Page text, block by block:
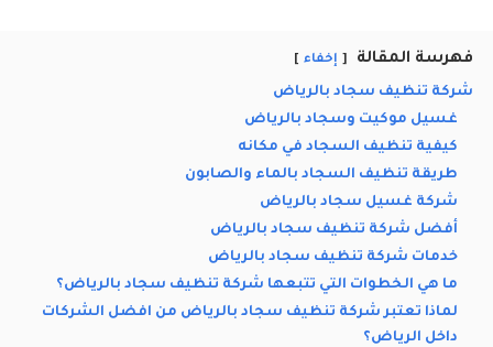
فهرسة المقالة إخفاء
شركة تنظيف سجاد بالرياض
غسيل موكيت وسجاد بالرياض
كيفية تنظيف السجاد في مكانه
طريقة تنظيف السجاد بالماء والصابون
شركة غسيل سجاد بالرياض
أفضل شركة تنظيف سجاد بالرياض
خدمات شركة تنظيف سجاد بالرياض
ما هي الخطوات التي تتبعها شركة تنظيف سجاد بالرياض؟
لماذا تعتبر شركة تنظيف سجاد بالرياض من افضل الشركات
داخل الرياض؟